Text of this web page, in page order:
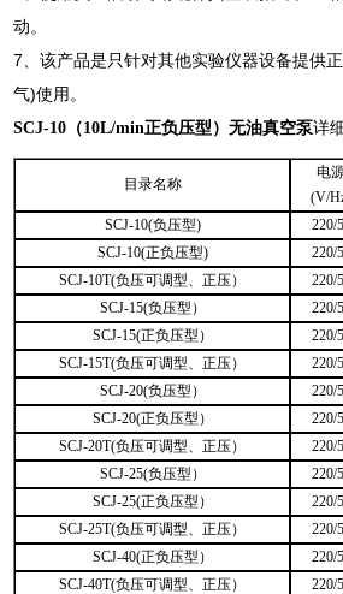
动。
7、该产品是只针对其他实验仪器设备提供
气)使用。
SCJ-10（10L/min正负压型）无油真空泵详
目录名称
电
(V/
SCJ-10(负压型)
220/
SCJ-10(正负压型)
220/
SCJ-10T(负压可调型、正压）
220/
SCJ-15(负压型）
220/
SCJ-15(正负压型）
220/
SCJ-15T(负压可调型、正压）
220/
SCJ-20(负压型）
220/
SCJ-20(正负压型）
220/
SCJ-20T(负压可调型、正压）
220/
SCJ-25(负压型）
220/
SCJ-25(正负压型）
220/
SCJ-25T(负压可调型、正压）
220/
SCJ-40(正负压型）
220/
SCJ-40T(负压可调型、正压）
220/